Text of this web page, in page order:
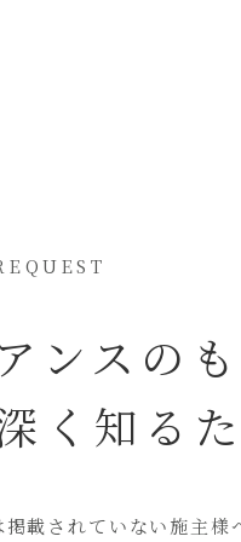
ンスの
く知る
掲載されていない施主様